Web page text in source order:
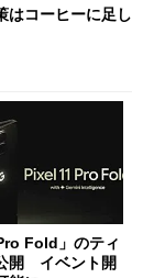
はコーヒーに足し
Fold」のティ
開 イベント開